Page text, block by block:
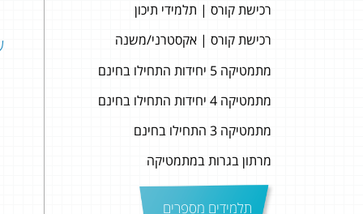
רכישת קורס | תלמידי תיכון
רכישת קורס | אקסטרני/משנה
מתמטיקה 5 יחידות התחילו בחינם
מתמטיקה 4 יחידות התחילו בחינם
מתמטיקה 3 התחילו בחינם
מרתון בגרות במתמטיקה
תלמידים מספרים